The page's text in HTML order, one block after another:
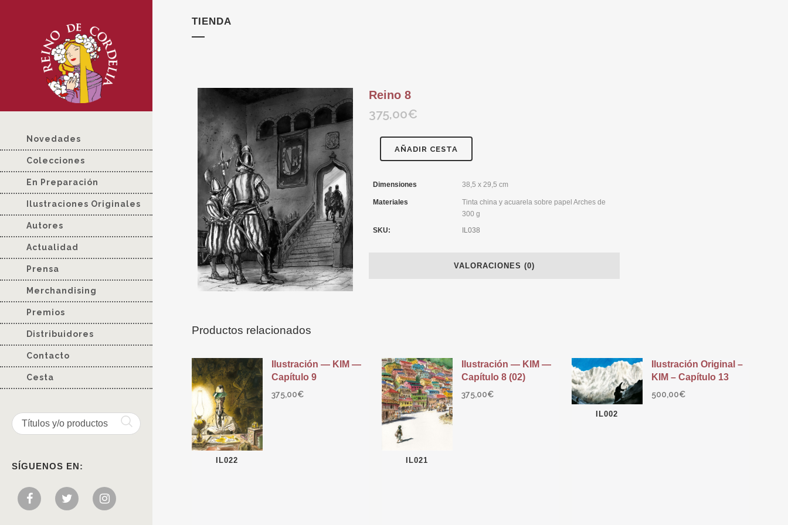
Novedades
Colecciones
En Preparación
Ilustraciones Originales
Autores
Actualidad
Prensa
Merchandising
Premios
Distribuidores
Contacto
Cesta
SÍGUENOS EN:
TIENDA
Reino 8
375,00€
AÑADIR CESTA
Dimensiones 38,5 x 29,5 cm
Materiales
Tinta china y acuarela sobre papel Arches de
300 g
SKU:
IL038
VALORACIONES (0)
Productos relacionados
IL022
Ilustración — KIM —
Capítulo 9
375,00€
IL021
Ilustración — KIM —
Capítulo 8 (02)
375,00€
IL002
Ilustración Original –
KIM – Capítulo 13
500,00€